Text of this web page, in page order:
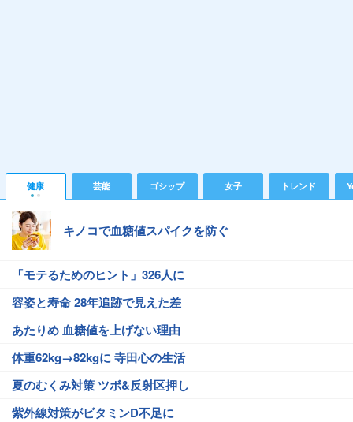
健康 芸能 ゴシップ 女子 トレンド
キノコで血糖値スパイクを防ぐ
「モテるためのヒント」326人に
容姿と寿命 28年追跡で見えた差
あたりめ 血糖値を上げない理由
体重62kg→82kgに 寺田心の生活
夏のむくみ対策 ツボ&反射区押し
紫外線対策がビタミンD不足に